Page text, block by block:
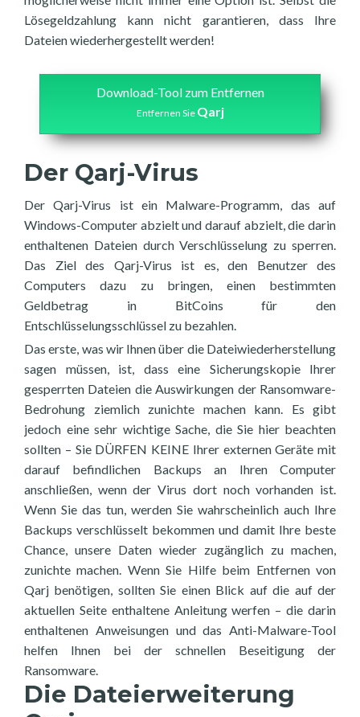
Lösegeldzahlung kann nicht garantieren, dass Ihre
Dateien wiederhergestellt werden!
Download-Tool zum Entfernen
Entfernen Sie Qarj
Der Qarj-Virus
Der Qarj-Virus ist ein Malware-Programm, das auf
Windows-Computer abzielt und darauf abzielt, die darin
enthaltenen Dateien durch Verschlüsselung zu sperren.
Das Ziel des Qarj-Virus ist es, den Benutzer des
Computers dazu zu bringen, einen bestimmten
Geldbetrag in BitCoins für den
Entschlüsselungsschlüssel zu bezahlen.
Das erste, was wir Ihnen über die Dateiwiederherstellung
sagen müssen, ist, dass eine Sicherungskopie Ihrer
gesperrten Dateien die Auswirkungen der Ransomware-
Bedrohung ziemlich zunichte machen kann. Es gibt
jedoch eine sehr wichtige Sache, die Sie hier beachten
sollten – Sie DÜRFEN KEINE Ihrer externen Geräte mit
darauf befindlichen Backups an Ihren Computer
anschließen, wenn der Virus dort noch vorhanden ist.
Wenn Sie das tun, werden Sie wahrscheinlich auch Ihre
Backups verschlüsselt bekommen und damit Ihre beste
Chance, unsere Daten wieder zugänglich zu machen,
zunichte machen. Wenn Sie Hilfe beim Entfernen von
Qarj benötigen, sollten Sie einen Blick auf die auf der
aktuellen Seite enthaltene Anleitung werfen – die darin
enthaltenen Anweisungen und das Anti-Malware-Tool
helfen Ihnen bei der schnellen Beseitigung der
Ransomware.
Die Dateierweiterung